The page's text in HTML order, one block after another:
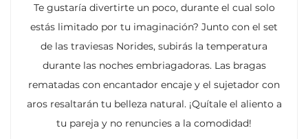
Te gustaría divertirte un poco, durante el cual solo
estás limitado por tu imaginación? Junto con el set
de las traviesas Norides, subirás la temperatura
durante las noches embriagadoras. Las bragas
rematadas con encantador encaje y el sujetador con
aros resaltarán tu belleza natural. ¡Quítale el aliento a
tu pareja y no renuncies a la comodidad!